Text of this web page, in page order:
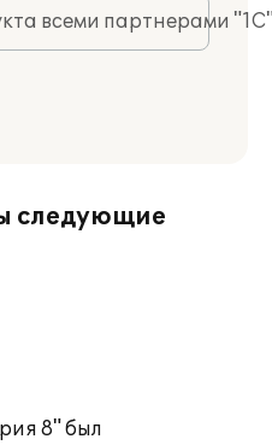
всеми партнерами
следующие
8" был